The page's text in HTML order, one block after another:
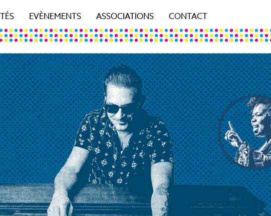
EVÈNEMENTS ASSOCIATIONS CONTACT